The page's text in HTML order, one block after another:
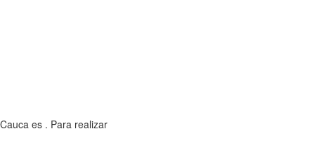
es . Para realizar